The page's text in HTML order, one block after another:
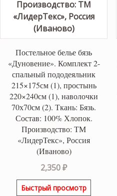
Постельное белье бязь
«Дуновение». Комплект 2-
спальный пододеяльник
215×175см (1), простынь
220×240см (1), наволочки
70х70см (2). Ткань: Бязь.
Состав: 100% Хлопок.
Производство: ТМ
«ЛидерТекс», Россия
(Иваново)
2,350₽
Быстрый просмотр